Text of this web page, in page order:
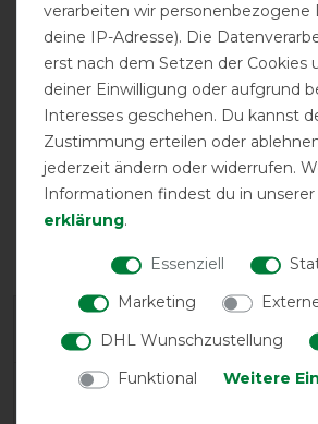
Kreuzgurte
Halsteil möglich
Herstellergarantie
Wasch- und Pflegehinweis
verarbeiten wir personenbezogene
deine IP-Adresse). Die
erst nach dem Setzen der Cookies
deiner Einwilligung oder aufgrund
Interesses geschehen. Du kannst
Zustimmung erteilen oder
jederzeit ändern oder widerrufen.
Informationen findest du in unserer
erklärung.
Essenziell
Marketing
DHL Wunschzustellung
Funktional
Weitere